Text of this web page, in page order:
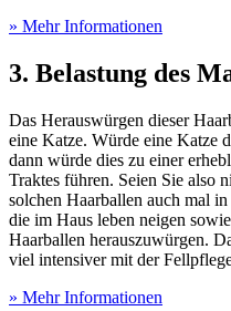
» Mehr Informationen
3. Belastung des
Das Herauswürgen dieser
eine Katze. Würde eine Katze
dann würde dies zu einer
Traktes führen. Seien Sie also
solchen Haarballen auch mal
die im Haus leben neigen
Haarballen herauszuwürgen.
viel intensiver mit der
» Mehr Informationen